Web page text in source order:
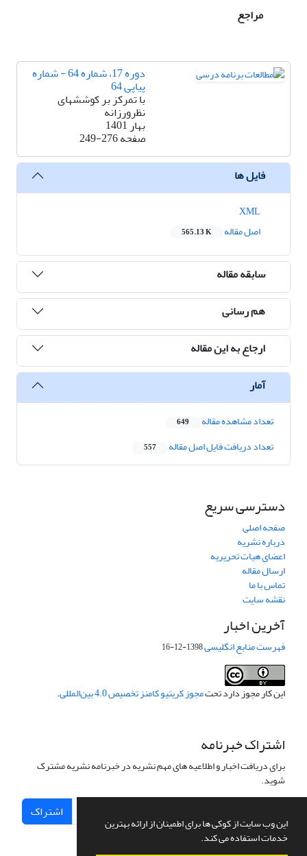
این وب سایت از کوکی ها برای اطمینان از ارائه بهترین
خدمات استفاده می کند.
مراجع
دوره 17، شماره 64 - شماره
پیاپی 64
با تمرکز بر کوششهای
نظرورزانه
بهار 1401
صفحه249-276
فایل ها
اصل مقاله
565.13 K
سابقه مقاله
هم رسانی
ارجاع به این مقاله
آمار
تعداد مشاهده مقاله 649
تعداد دریافت فایل اصل مقاله 557
دسترسی سریع
صفحه اصلی
درباره نشریه
اعضای هیات تحریریه
ارسال مقاله
تماس با ما
نقشه سایت
آخرین اخبار
فهرست منابع انگلیسی1398-12-16
این کار مجوز دارد تحتمجوز کریتیو کامنز تخصیص 4.0 بین‌المللی .
اشتراک خبرنامه
برای دریافت اخبار و اطلاعیه های مهم نشریه در خبرنامه نشریه مشترک
شوید.
اشتراک